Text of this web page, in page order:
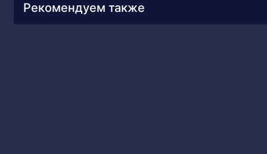
Рекомендуем также